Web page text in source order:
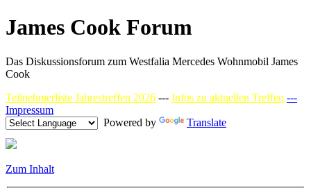
James Cook Forum
Das Diskussionsforum zum Westfalia Mercedes Wohnmobil James
Cook
Teilnehmerliste Jahrestreffen 2026 --- Infos zu aktuellen Treffen ---
Impressum
Powered by
Translate
Zum Inhalt